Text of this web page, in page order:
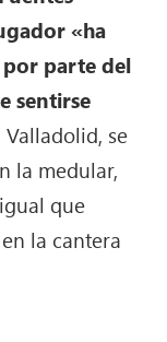
«ha
parte del
sentirse
Valladolid, se
la medular,
que
la cantera